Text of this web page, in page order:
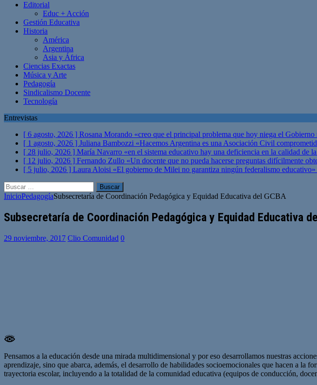
Editorial
Educ + Acción
Gestión Educativa
Historia
América
Argentina
Asia y África
Ciencias Exactas
Música y Arte
Pedagogía
Sindicalismo Docente
Tecnología
Entrevistas
[ 6 agosto, 2026 ] Rosana Morando «creo que el principal problema que hoy niega el
[ 1 agosto, 2026 ] Juliana Bambozzi «Hacemos Argentina es una Asociación Civil
[ 28 julio, 2026 ] María Navarro «en el sistema educativo hay una deficiencia en la calidad de
[ 12 julio, 2026 ] Fernando Zullo «Un docente que no pueda hacerse preguntas difícilmente
[ 5 julio, 2026 ] Laura Aloisi «El gobierno de Milei no garantiza ningún federalismo educativo»
Buscar:
InicioPedagogíaSubsecretaría de Coordinación Pedagógica y Equidad Educativa del GCBA
Subsecretaría de Coordinación Pedagógica y Equidad Educativa
29 noviembre, 2017 Clio Comunidad 0
Pensamos a la educación desde una mirada multidimensional y por eso desarrollamos nuestras
aprendizaje, sino que abarca, además, el desarrollo de habilidades socioemocionales que hacen a la
trayectoria escolar, incluyendo a la totalidad de la comunidad educativa (equipos de conducción,